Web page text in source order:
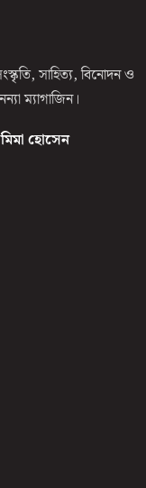
সাহিত্য, বিনোদন ও
ম্যাগাজিন।
হোসেন